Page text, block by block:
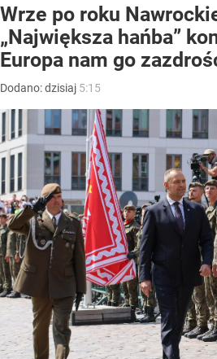
Wrze po roku
„Największa hańba”
Europa nam go
Dodano:dzisiaj 5:15